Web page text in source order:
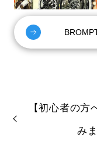
【初心者の
み